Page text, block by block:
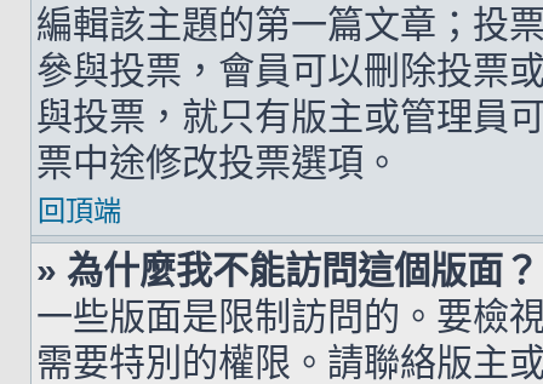
編輯該主題的第一篇文章；投
參與投票，會員可以刪除投票
與投票，就只有版主或管理員
票中途修改投票選項。
回頂端
» 為什麼我不能訪問這個版面？
一些版面是限制訪問的。要檢
需要特別的權限。請聯絡版主